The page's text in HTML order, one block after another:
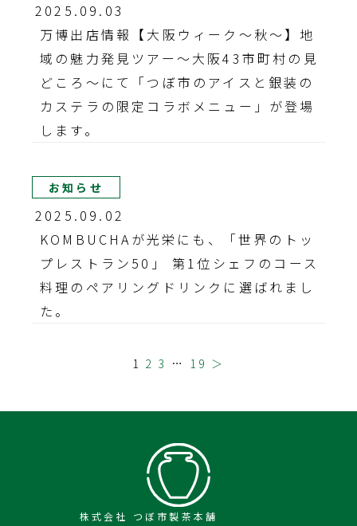
2025.09.03
万博出店情報【大阪ウィーク〜秋〜】地
域の魅力発見ツアー～大阪43市町村の見
どころ～にて「つぼ市のアイスと銀装の
カステラの限定コラボメニュー」が登場
します。
お知らせ
2025.09.02
KOMBUCHAが光栄にも、「世界のトッ
プレストラン50」 第1位シェフのコース
料理のペアリングドリンクに選ばれまし
た。
1 2 3 … 19 ＞
株式会社 つぼ市製茶本舗